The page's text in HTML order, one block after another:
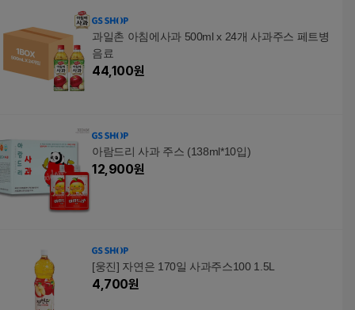
과일촌 아침에사과 500ml x 24개 사과주스 페트병
음료
44,100원
아람드리 사과 주스 (138ml*10입)
12,900원
[웅진] 자연은 170일 사과주스100 1.5L
4,700원